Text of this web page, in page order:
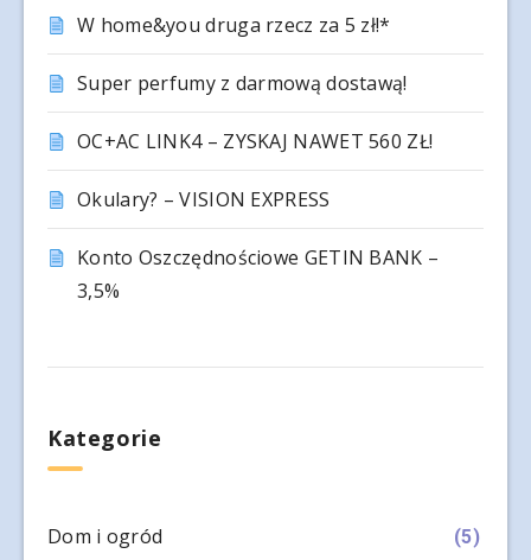
W home&you druga rzecz za 5 zł!*
Super perfumy z darmową dostawą!
OC+AC LINK4 – ZYSKAJ NAWET 560 ZŁ!
Okulary? – VISION EXPRESS
Konto Oszczędnościowe GETIN BANK –
3,5%
Kategorie
Dom i ogród (5)